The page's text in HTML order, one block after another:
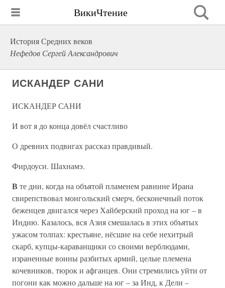
ВикиЧтение
История Средних веков
Нефедов Сергей Александрович
ИСКАНДЕР САНИ
ИСКАНДЕР САНИ
И вот я до конца довёл счастливо
О древних подвигах рассказ правдивый.
Фирдоуси. Шахнамэ.
Вте дни, когда на объятой пламенем равнине Ирана
свирепствовал монгольский смерч, бесконечный поток
беженцев двигался через Хайберский проход на юг – в
Индию. Казалось, вся Азия смешалась в этих объятых
ужасом толпах: крестьяне, нёсшие на себе нехитрый
скарб, купцы-караванщики со своими верблюдами,
израненные воины разбитых армий, целые племена
кочевников, тюрок и афганцев. Они стремились уйти от
погони как можно дальше на юг – за Инд, к Дели –